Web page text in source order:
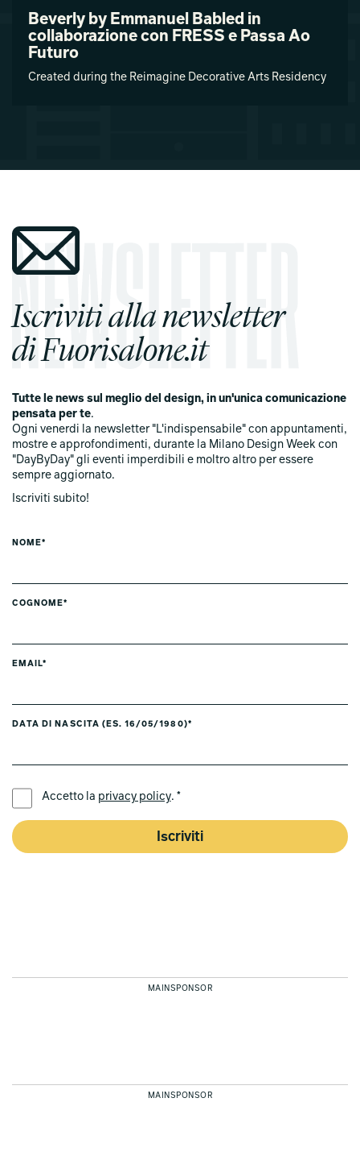
Beverly by Emmanuel Babled in
collaborazione con FRESS e Passa Ao
Futuro
Created during the Reimagine Decorative Arts Residency
Iscriviti alla newsletter
di Fuorisalone.it
Tutte le news sul meglio del design, in un'unica comunicazione
pensata per te.
Ogni venerdi la newsletter "L'indispensabile" con appuntamenti,
mostre e approfondimenti, durante la Milano Design Week con
"DayByDay" gli eventi imperdibili e moltro altro per essere
sempre aggiornato.
Iscriviti subito!
NOME*
COGNOME*
EMAIL*
DATA DI NASCITA (ES. 16/05/1980)*
Accetto la privacy policy. *
Iscriviti
MAINSPONSOR
MAINSPONSOR